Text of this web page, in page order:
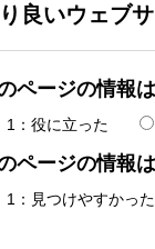
良いウェブ
ページの情報
1：役に立った
ページの情報
1：見つけやすかった